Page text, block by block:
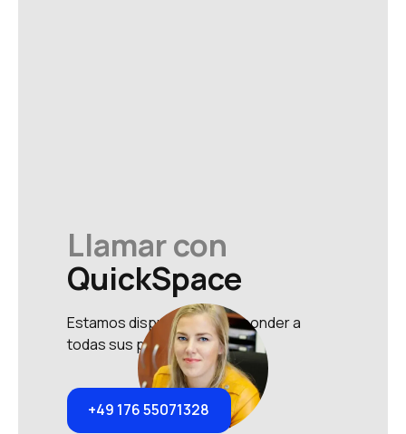
Llamar con
QuickSpace
Estamos dispuestos a responder a
todas sus preguntas.
+49 176 55071328